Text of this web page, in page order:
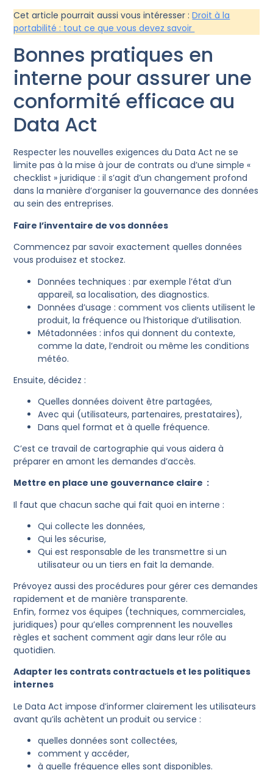
Cet article pourrait aussi vous intéresser :Droit à la
portabilité : tout ce que vous devez savoir
Bonnes pratiques en
interne pour assurer une
conformité efficace au
Data Act
Respecter les nouvelles exigences du Data Act ne se
limite pas à la mise à jour de contrats ou d’une simple «
checklist » juridique : il s’agit d’un changement profond
dans la manière d’organiser la gouvernance des données
au sein des entreprises.
Faire l’inventaire de vos données
Commencez par savoir exactement quelles données
vous produisez et stockez.
Données techniques : par exemple l’état d’un
appareil, sa localisation, des diagnostics.
Données d’usage : comment vos clients utilisent le
produit, la fréquence ou l’historique d’utilisation.
Métadonnées : infos qui donnent du contexte,
comme la date, l’endroit ou même les conditions
météo.
Ensuite, décidez :
Quelles données doivent être partagées,
Avec qui (utilisateurs, partenaires, prestataires),
Dans quel format et à quelle fréquence.
C’est ce travail de cartographie qui vous aidera à
préparer en amont les demandes d’accès.
Mettre en place une gouvernance claire :
Il faut que chacun sache qui fait quoi en interne :
Qui collecte les données,
Qui les sécurise,
Qui est responsable de les transmettre si un
utilisateur ou un tiers en fait la demande.
Prévoyez aussi des procédures pour gérer ces demandes
rapidement et de manière transparente.
Enfin, formez vos équipes (techniques, commerciales,
juridiques) pour qu’elles comprennent les nouvelles
règles et sachent comment agir dans leur rôle au
quotidien.
Adapter les contrats contractuels et les politiques
internes
Le Data Act impose d’informer clairement les utilisateurs
avant qu’ils achètent un produit ou service :
quelles données sont collectées,
comment y accéder,
à quelle fréquence elles sont disponibles.